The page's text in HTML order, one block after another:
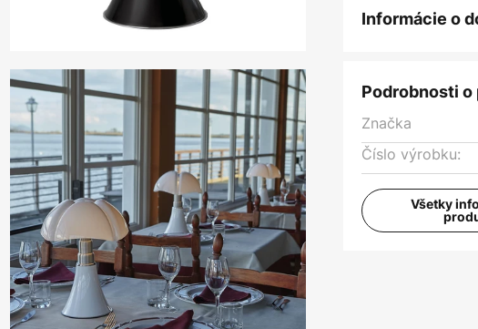
Informácie o
Podrobnosti o
Značka
Číslo výrobku:
Všetky